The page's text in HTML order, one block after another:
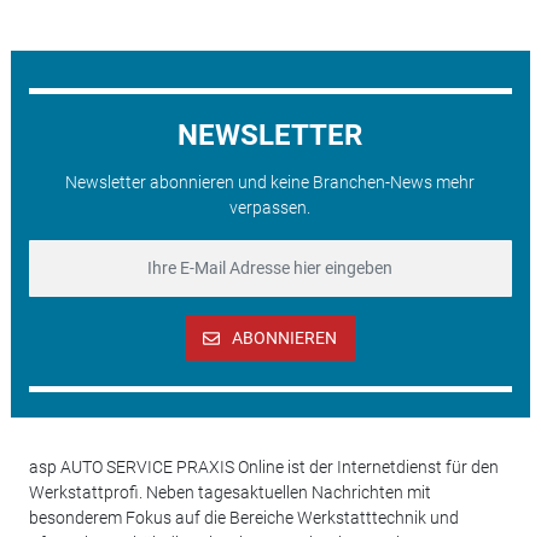
NEWSLETTER
Newsletter abonnieren und keine Branchen-News mehr
verpassen.
ABONNIEREN
asp AUTO SERVICE PRAXIS Online ist der Internetdienst für den
Werkstattprofi. Neben tagesaktuellen Nachrichten mit
besonderem Fokus auf die Bereiche Werkstatttechnik und